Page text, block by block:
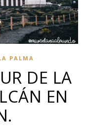
PALMA
DE LA
EN